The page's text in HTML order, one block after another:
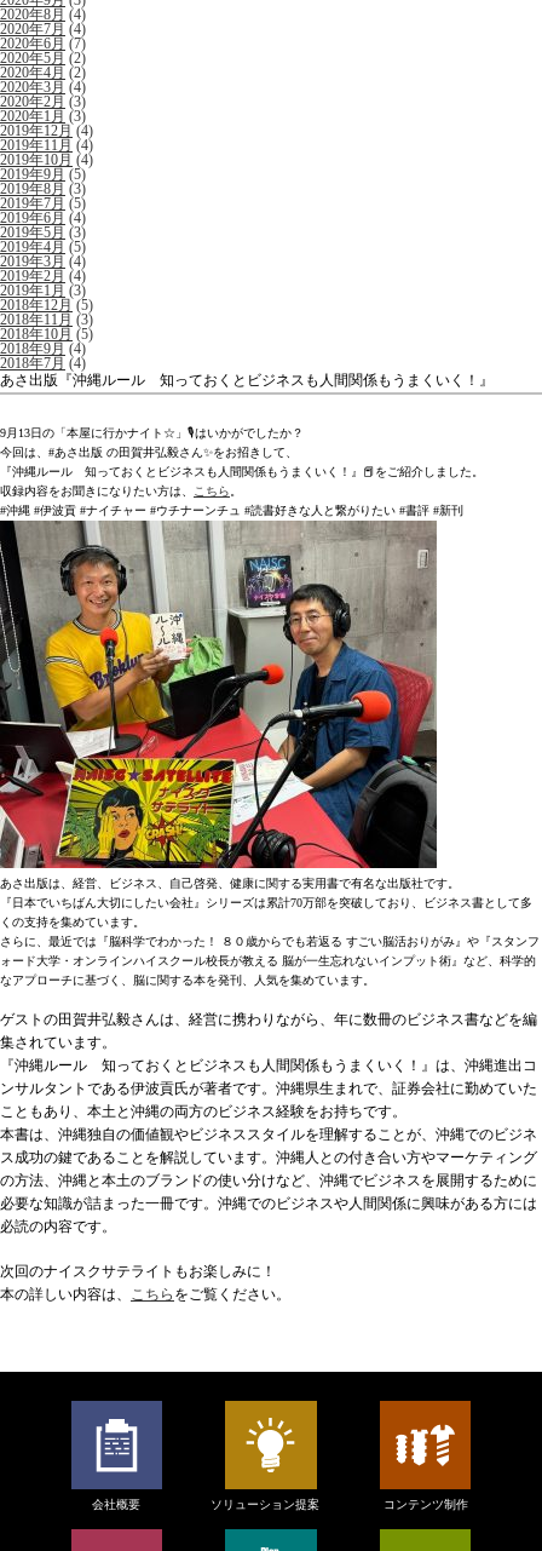
2020年8月 (4)
2020年7月 (4)
2020年6月 (7)
2020年5月 (2)
2020年4月 (2)
2020年3月 (4)
2020年2月 (3)
2020年1月 (3)
2019年12月(4)
2019年11月 (4)
2019年10月 (4)
2019年9月 (5)
2019年8月 (3)
2019年7月 (5)
2019年6月 (4)
2019年5月 (3)
2019年4月 (5)
2019年3月 (4)
2019年2月 (4)
2019年1月 (3)
2018年12月(5)
2018年11月 (3)
2018年10月 (5)
2018年9月 (4)
2018年7月 (4)
あさ出版『沖縄ルール 知っておくとビジネスも人間関係もうまくいく！』
9月13日の「本屋に行かナイト☆」🎙はいかがでしたか？
今回は、#あさ出版 の田賀井弘毅さん✨をお招きして、
『沖縄ルール 知っておくとビジネスも人間関係もうまくいく！』📕をご紹介しました。
収録内容をお聞きになりたい方は、
こちら
#沖縄 #伊波貢 #ナイチャー #ウチナーンチュ #読書好きな人と繋がりたい #書評 #新刊
あさ出版は、経営、ビジネス、自己啓発、健康に関する実用書で有名な出版社です。
『日本でいちばん大切にしたい会社』シリーズは累計70万部を突破しており、ビジネス書として多
くの支持を集めています。
さらに、最近では『脳科学でわかった！ ８０歳からでも若返る すごい脳活おりがみ』や『スタンフ
ォード大学・オンラインハイスクール校長が教える 脳が一生忘れないインプット術』など、科学的
なアプローチに基づく、脳に関する本を発刊、人気を集めています。
ゲストの田賀井弘毅さんは、経営に携わりながら、年に数冊のビジネス書などを編
集されています。
『沖縄ルール 知っておくとビジネスも人間関係もうまくいく！』は、沖縄進出コ
ンサルタントである伊波貢氏が著者です。沖縄県生まれで、証券会社に勤めていた
こともあり、本土と沖縄の両方のビジネス経験をお持ちです。
本書は、沖縄独自の価値観やビジネススタイルを理解することが、沖縄でのビジネ
ス成功の鍵であることを解説しています。沖縄人との付き合い方やマーケティング
の方法、沖縄と本土のブランドの使い分けなど、沖縄でビジネスを展開するために
必要な知識が詰まった一冊です。沖縄でのビジネスや人間関係に興味がある方には
必読の内容です。
次回のナイスクサテライトもお楽しみに！
本の詳しい内容は、 こちら をご覧ください。
会社概要 ソリューション提案 コンテンツ制作